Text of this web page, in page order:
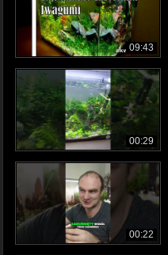
09:43
00:29
00:22